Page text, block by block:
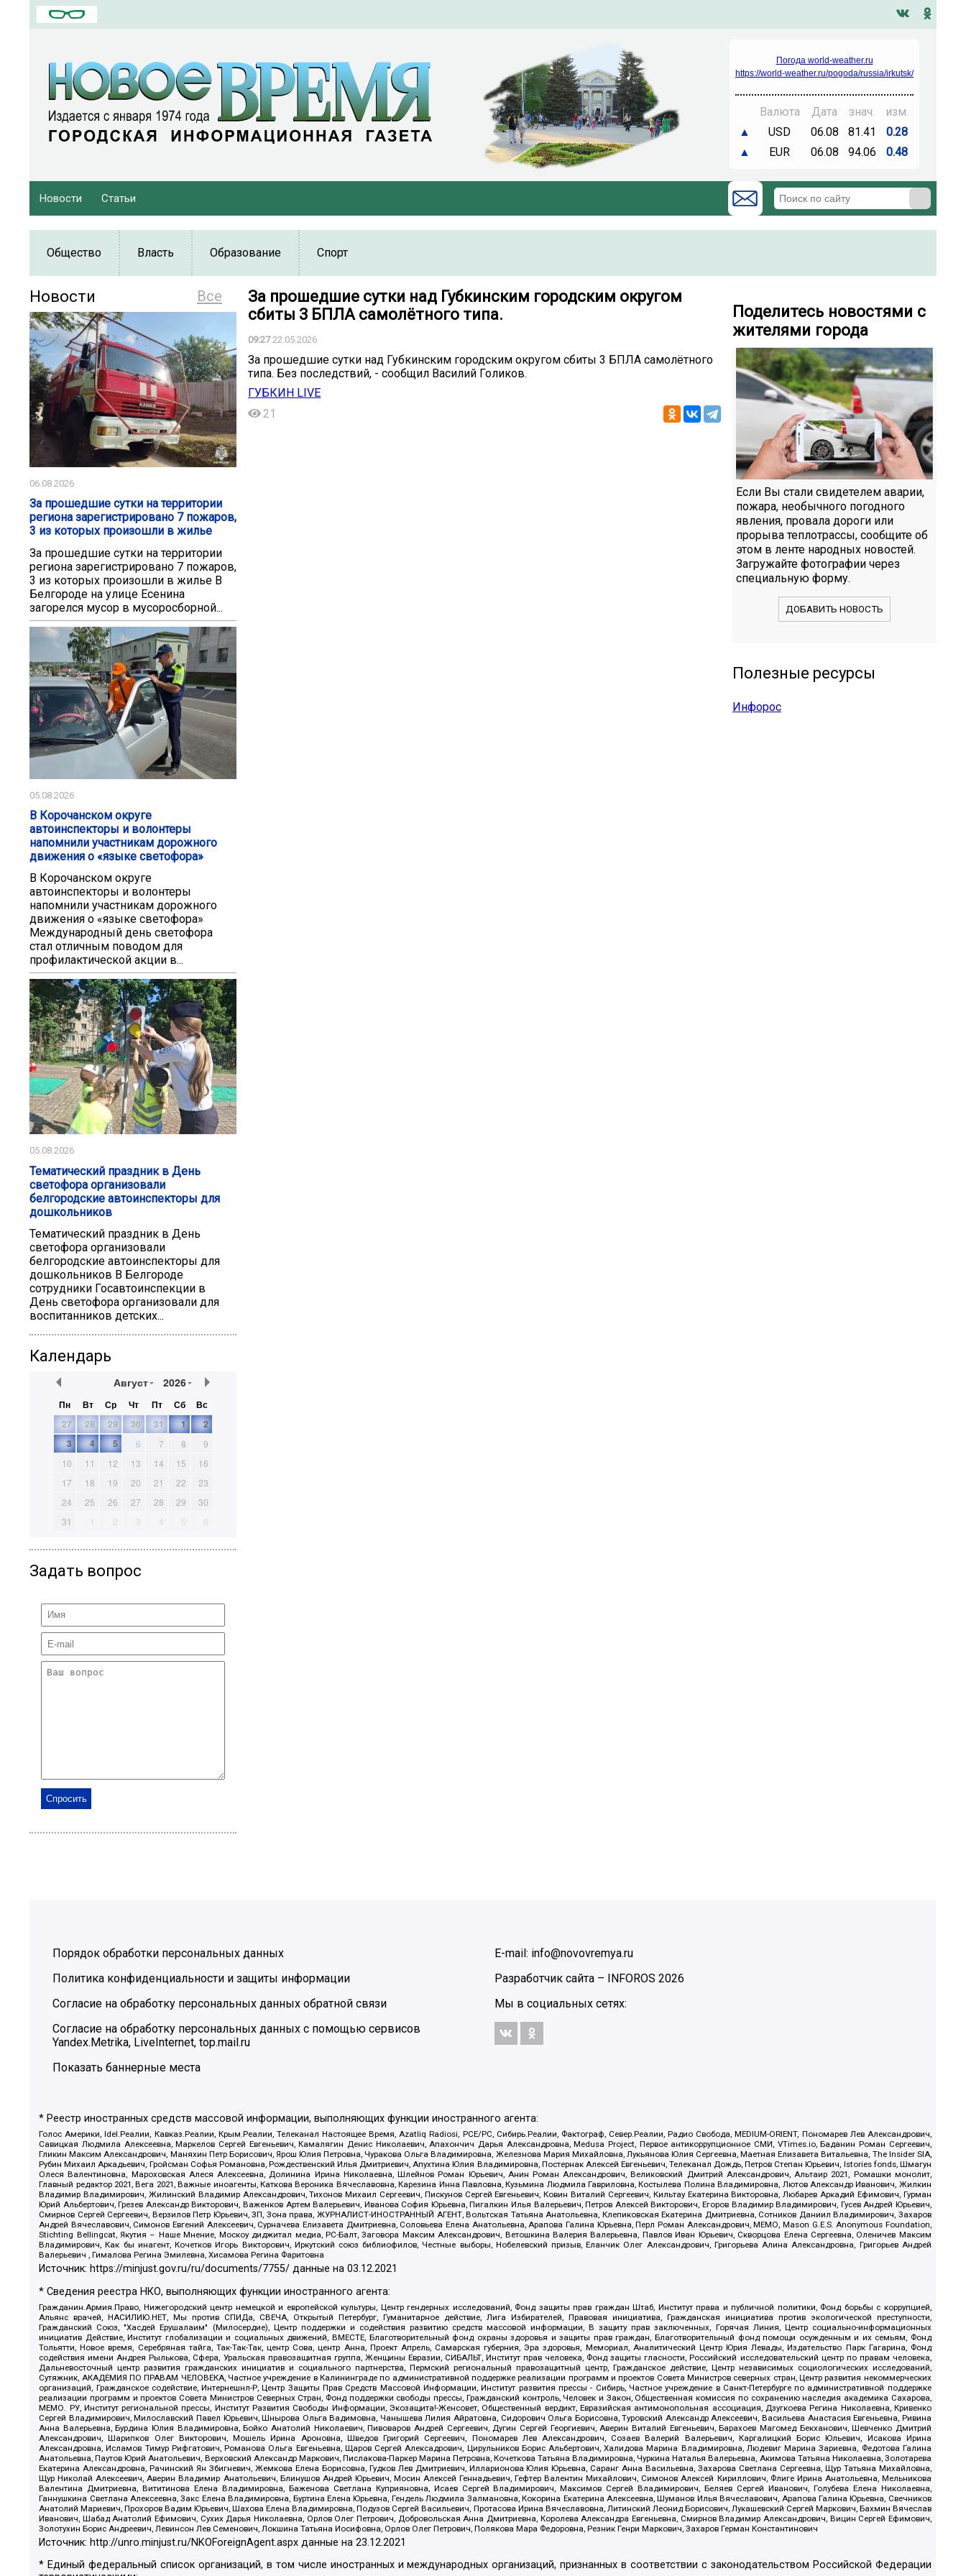
Погода world-weather.ru
https://world-weather.ru/pogoda/russia/irkutsk/
Валюта Дата знач.
изм.
▲
USD 06.08 81.41
0.28
▲
EUR 06.08 94.06 0.48
Новости Статьи
Общество Власть Образование Спорт
Все
Новости
06.08.2026
За прошедшие сутки на территории
региона зарегистрировано 7 пожаров,
3 из которых произошли в жилье
За прошедшие сутки на территории
региона зарегистрировано 7 пожаров,
3 из которых произошли в жилье В
Белгороде на улице Есенина
загорелся мусор в мусоросборной...
05.08.2026
В Корочанском округе
автоинспекторы и волонтеры
напомнили участникам дорожного
движения о «языке светофора»
В Корочанском округе
автоинспекторы и волонтеры
напомнили участникам дорожного
движения о «языке светофора»
Международный день светофора
стал отличным поводом для
профилактической акции в...
05.08.2026
Тематический праздник в День
светофора организовали
белгородские автоинспекторы для
дошкольников
Тематический праздник в День
светофора организовали
белгородские автоинспекторы для
дошкольников В Белгороде
сотрудники Госавтоинспекции в
День светофора организовали для
воспитанников детских...
Календарь
Август 2026
Пн Вт Ср Чт Пт Сб
Вс
27
28 29 30 31 1
2
3
4 5 6 7 8
9
10
11 12 13 14 15
16
17
18 19 20 21 22
23
24
25 26 27 28 29
30
31
1 2 3 4 5 6
Задать вопрос
️За прошедшие сутки над Губкинским городским округом
сбиты 3 БПЛА самолётного типа.
09:2722.05.2026
️За прошедшие сутки над Губкинским городским округом сбиты 3 БПЛА самолётного
типа. Без последствий, - сообщил Василий Голиков.
ГУБКИН LIVE
21
Поделитесь новостями с
жителями города
Если Вы стали свидетелем аварии,
пожара, необычного погодного
явления, провала дороги или
прорыва теплотрассы, сообщите об
этом в ленте народных новостей.
Загружайте фотографии через
специальную форму.
ДОБАВИТЬ НОВОСТЬ
Полезные ресурсы
Инфорос
Порядок обработки персональных данных
Политика конфиденциальности и защиты информации
Согласие на обработку персональных данных обратной связи
Согласие на обработку персональных данных с помощью сервисов
Yandex.Metrika, LiveInternet, top.mail.ru
Показать баннерные места
E-mail: info@novovremya.ru
Разработчик сайта – INFOROS 2026
Мы в социальных сетях:
* Реестр иностранных средств массовой информации, выполняющих функции иностранного агента:
Голос Америки, Idel.Реалии, Кавказ.Реалии, Крым.Реалии, Телеканал Настоящее Время, Azatliq Radiosi, PCE/PC, Сибирь.Реалии, Фактограф, Север.Реалии, Радио Свобода, MEDIUM-ORIENT, Пономарев Лев Александрович,
Савицкая Людмила Алексеевна, Маркелов Сергей Евгеньевич, Камалягин Денис Николаевич, Апахончич Дарья Александровна, Medusa Project, Первое антикоррупционное СМИ, VTimes.io, Баданин Роман Сергеевич,
Гликин Максим Александрович, Маняхин Петр Борисович, Ярош Юлия Петровна, Чуракова Ольга Владимировна, Железнова Мария Михайловна, Лукьянова Юлия Сергеевна, Маетная Елизавета Витальевна, The Insider SIA,
Рубин Михаил Аркадьевич, Гройсман Софья Романовна, Рождественский Илья Дмитриевич, Апухтина Юлия Владимировна, Постернак Алексей Евгеньевич, Телеканал Дождь, Петров Степан Юрьевич, Istories fonds, Шмагун
Олеся Валентиновна, Мароховская Алеся Алексеевна, Долинина Ирина Николаевна, Шлейнов Роман Юрьевич, Анин Роман Александрович, Великовский Дмитрий Александрович, Альтаир 2021, Ромашки монолит,
Главный редактор 2021, Вега 2021, Важные иноагенты, Каткова Вероника Вячеславовна, Карезина Инна Павловна, Кузьмина Людмила Гавриловна, Костылева Полина Владимировна, Лютов Александр Иванович, Жилкин
Владимир Владимирович, Жилинский Владимир Александрович, Тихонов Михаил Сергеевич, Пискунов Сергей Евгеньевич, Ковин Виталий Сергеевич, Кильтау Екатерина Викторовна, Любарев Аркадий Ефимович, Гурман
Юрий Альбертович, Грезев Александр Викторович, Важенков Артем Валерьевич, Иванова София Юрьевна, Пигалкин Илья Валерьевич, Петров Алексей Викторович, Егоров Владимир Владимирович, Гусев Андрей Юрьевич,
Смирнов Сергей Сергеевич, Верзилов Петр Юрьевич, ЗП, Зона права, ЖУРНАЛИСТ-ИНОСТРАННЫЙ АГЕНТ, Вольтская Татьяна Анатольевна, Клепиковская Екатерина Дмитриевна, Сотников Даниил Владимирович, Захаров
Андрей Вячеславович, Симонов Евгений Алексеевич, Сурначева Елизавета Дмитриевна, Соловьева Елена Анатольевна, Арапова Галина Юрьевна, Перл Роман Александрович, МЕМО, Mason G.E.S. Anonymous Foundation,
Stichting Bellingcat, Якутия – Наше Мнение, Москоу диджитал медиа, РС-Балт, Заговора Максим Александрович, Ветошкина Валерия Валерьевна, Павлов Иван Юрьевич, Скворцова Елена Сергеевна, Оленичев Максим
Владимирович, Как бы инагент, Кочетков Игорь Викторович, Иркутский союз библиофилов, Честные выборы, Нобелевский призыв, Еланчик Олег Александрович, Григорьева Алина Александровна, Григорьев Андрей
Валерьевич , Гималова Регина Эмилевна, Хисамова Регина Фаритовна
Источник: https://minjust.gov.ru/ru/documents/7755/ данные на03.12.2021
* Сведения реестра НКО, выполняющих функции иностранного агента:
Гражданин.Армия.Право, Нижегородский центр немецкой и европейской культуры, Центр гендерных исследований, Фонд защиты прав граждан Штаб, Институт права и публичной политики, Фонд борьбы с коррупцией,
Альянс врачей, НАСИЛИЮ.НЕТ, Мы против СПИДа, СВЕЧА, Открытый Петербург, Гуманитарное действие, Лига Избирателей, Правовая инициатива, Гражданская инициатива против экологической преступности,
Гражданский Союз, "Хасдей Ерушалаим" (Милосердие), Центр поддержки и содействия развитию средств массовой информации, В защиту прав заключенных, Горячая Линия, Центр социально-информационных
инициатив Действие, Институт глобализации и социальных движений, ВМЕСТЕ, Благотворительный фонд охраны здоровья и защиты прав граждан, Благотворительный фонд помощи осужденным и их семьям, Фонд
Тольятти, Новое время, Серебряная тайга, Так-Так-Так, центр Сова, центр Анна, Проект Апрель, Самарская губерния, Эра здоровья, Мемориал, Аналитический Центр Юрия Левады, Издательство Парк Гагарина, Фонд
содействия имени Андрея Рылькова, Сфера, Уральская правозащитная группа, Женщины Евразии, СИБАЛЬТ, Институт прав человека, Фонд защиты гласности, Российский исследовательский центр по правам человека,
Дальневосточный центр развития гражданских инициатив и социального партнерства, Пермский региональный правозащитный центр, Гражданское действие, Центр независимых социологических исследований,
Сутяжник, АКАДЕМИЯ ПО ПРАВАМ ЧЕЛОВЕКА, Частное учреждение в Калининграде по административной поддержке реализации программ и проектов Совета Министров северных стран, Центр развития некоммерческих
организаций, Гражданское содействие, Интернешнл-Р, Центр Защиты Прав Средств Массовой Информации, Институт развития прессы - Сибирь, Частное учреждение в Санкт-Петербурге по административной поддержке
реализации программ и проектов Совета Министров Северных Стран, Фонд поддержки свободы прессы, Гражданский контроль, Человек и Закон, Общественная комиссия по сохранению наследия академика Сахарова,
МЕМО. РУ, Институт региональной прессы, Институт Развития Свободы Информации, Экозащита!-Женсовет, Общественный вердикт, Евразийская антимонопольная ассоциация, Дзугкоева Регина Николаевна, Кривенко
Сергей Владимирович, Милославский Павел Юрьевич, Шнырова Ольга Вадимовна, Чанышева Лилия Айратовна, Сидорович Ольга Борисовна, Туровский Александр Алексеевич, Васильева Анастасия Евгеньевна, Ривина
Анна Валерьевна, Бурдина Юлия Владимировна, Бойко Анатолий Николаевич, Пивоваров Андрей Сергеевич, Дугин Сергей Георгиевич, Аверин Виталий Евгеньевич, Барахоев Магомед Бекханович, Шевченко Дмитрий
Александрович, Шарипков Олег Викторович, Мошель Ирина Ароновна, Шведов Григорий Сергеевич, Пономарев Лев Александрович, Созаев Валерий Валерьевич, Каргалицкий Борис Юльевич, Исакова Ирина
Александровна, Исламов Тимур Рифгатович, Романова Ольга Евгеньевна, Щаров Сергей Алексадрович, Цирульников Борис Альбертович, Халидова Марина Владимировна, Людевиг Марина Зариевна, Федотова Галина
Анатольевна, Паутов Юрий Анатольевич, Верховский Александр Маркович, Пислакова-Паркер Марина Петровна, Кочеткова Татьяна Владимировна, Чуркина Наталья Валерьевна, Акимова Татьяна Николаевна, Золотарева
Екатерина Александровна, Рачинский Ян Збигневич, Жемкова Елена Борисовна, Гудков Лев Дмитриевич, Илларионова Юлия Юрьевна, Саранг Анна Васильевна, Захарова Светлана Сергеевна, Щур Татьяна Михайловна,
Щур Николай Алексеевич, Аверин Владимир Анатольевич, Блинушов Андрей Юрьевич, Мосин Алексей Геннадьевич, Гефтер Валентин Михайлович, Симонов Алексей Кириллович, Флиге Ирина Анатольевна, Мельникова
Валентина Дмитриевна, Вититинова Елена Владимировна, Баженова Светлана Куприяновна, Исаев Сергей Владимирович, Максимов Сергей Владимирович, Беляев Сергей Иванович, Голубева Елена Николаевна,
Ганнушкина Светлана Алексеевна, Закс Елена Владимировна, Буртина Елена Юрьевна, Гендель Людмила Залмановна, Кокорина Екатерина Алексеевна, Шуманов Илья Вячеславович, Арапова Галина Юрьевна, Свечников
Анатолий Мариевич, Прохоров Вадим Юрьевич, Шахова Елена Владимировна, Подузов Сергей Васильевич, Протасова Ирина Вячеславовна, Литинский Леонид Борисович, Лукашевский Сергей Маркович, Бахмин Вячеслав
Иванович, Шабад Анатолий Ефимович, Сухих Дарья Николаевна, Орлов Олег Петрович, Добровольская Анна Дмитриевна, Королева Александра Евгеньевна, Смирнов Владимир Александрович, Вицин Сергей Ефимович,
Золотухин Борис Андреевич, Левинсон Лев Семенович, Локшина Татьяна Иосифовна, Орлов Олег Петрович, Полякова Мара Федоровна, Резник Генри Маркович, Захаров Герман Константинович
Источник: http://unro.minjust.ru/NKOForeignAgent.aspx данные на23.12.2021
* Единый федеральный список организаций, в том числе иностранных и международных организаций, признанных в соответствии с законодательством Российской Федерации